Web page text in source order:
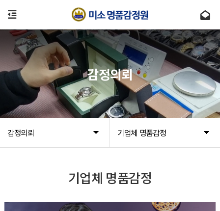
감정의뢰 기업체 명품감정
감정의뢰
기업체 명품감정